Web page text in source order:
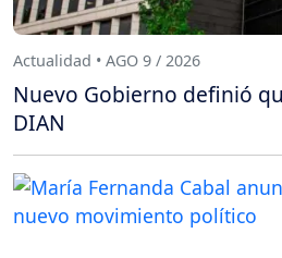
Actualidad • AGO 9 / 2026
Nuevo Gobierno definió
DIAN